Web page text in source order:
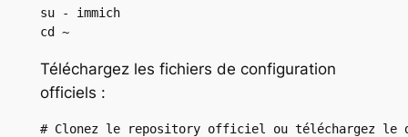
su - immich
cd ~
Téléchargez les fichiers de configuration
officiels :
# Clonez le repository officiel ou téléchargez le